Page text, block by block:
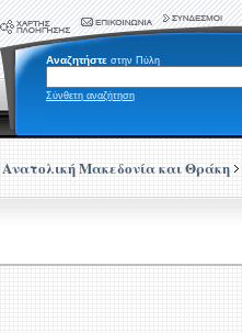
Αναζητήστε στην Πύλη
Σύνθετη αναζήτηση
Ανατολική Μακεδονία και Θράκη